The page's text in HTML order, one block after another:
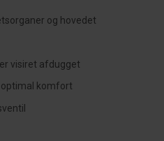
og hovedet
visiret afdugget
komfort